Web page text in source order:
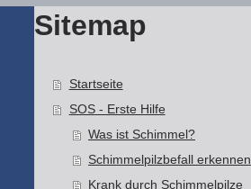
Sitemap
Startseite
SOS - Erste Hilfe
Was ist Schimmel?
Schimmelpilzbefall erkennen
Krank durch Schimmelpilze